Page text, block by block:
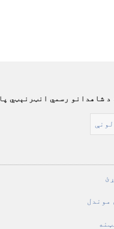
د شاهدانو رسمي انټرنېټي
موندل